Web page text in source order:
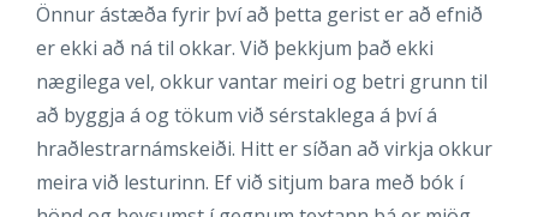
Önnur ástæða fyrir því að þetta gerist er að efnið
er ekki að ná til okkar. Við þekkjum það ekki
nægilega vel, okkur vantar meiri og betri grunn til
að byggja á og tökum við sérstaklega á því á
hraðlestrarnámskeiði. Hitt er síðan að virkja okkur
meira við lesturinn. Ef við sitjum bara með bók í